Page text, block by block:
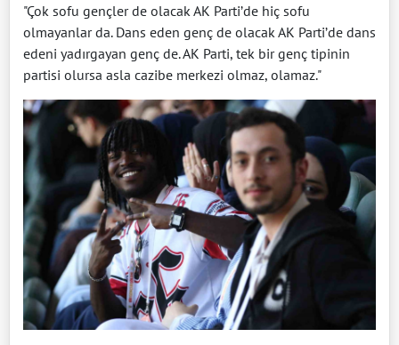
"Çok sofu gençler de olacak AK Parti’de hiç sofu
olmayanlar da. Dans eden genç de olacak AK Parti’de dans
edeni yadırgayan genç de. AK Parti, tek bir genç tipinin
partisi olursa asla cazibe merkezi olmaz, olamaz."